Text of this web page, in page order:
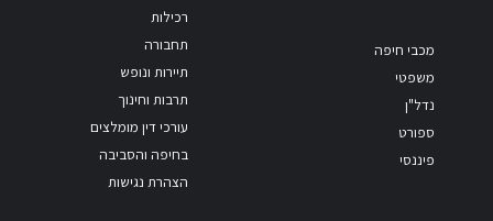
מכבי חיפה
משפטי
נדל"ן
ספורט
פיננסי
רכילות
תחבורה
תיירות ונופש
תרבות וחינוך
עורכי דין מומלצים
בחיפה והסביבה
הצהרת נגישות